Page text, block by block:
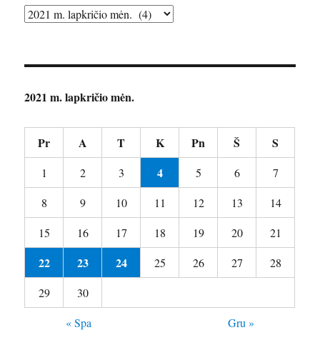
Archyvai
2021 m. lapkričio mėn.
Pr A T K Pn Š S
1 2 3 4 5 6
7
8
9 10 11 12 13
14
15
16 17 18 19 20 21
22 23 24 25 26 27
28
29
30
« Spa
Gru »